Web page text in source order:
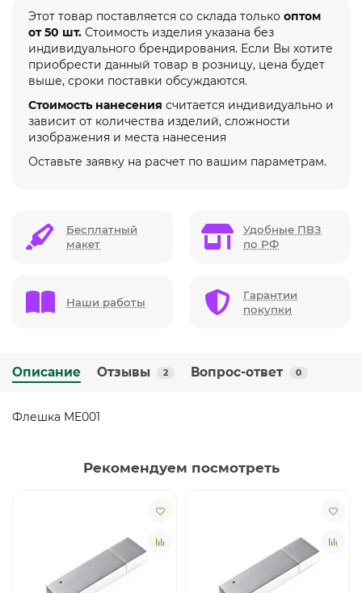
Этот товар поставляется со склада только оптом
от 50 шт. Стоимость изделия указана без
индивидуального брендирования. Если Вы хотите
приобрести данный товар в розницу, цена будет
выше, сроки поставки обсуждаются.
Стоимость нанесения считается индивидуально и
зависит от количества изделий, сложности
изображения и места нанесения
Оставьте заявку на расчет по вашим параметрам.
Бесплатный
макет
Удобные ПВЗ
по РФ
Наши работы
Гарантии
покупки
Описание Отзывы 2 Вопрос-ответ 0
Флешка ME001
Рекомендуем посмотреть